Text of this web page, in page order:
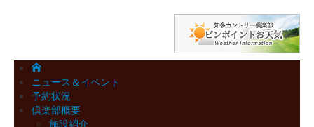
ニュース＆イベント
予約状況
倶楽部概要
施設紹介